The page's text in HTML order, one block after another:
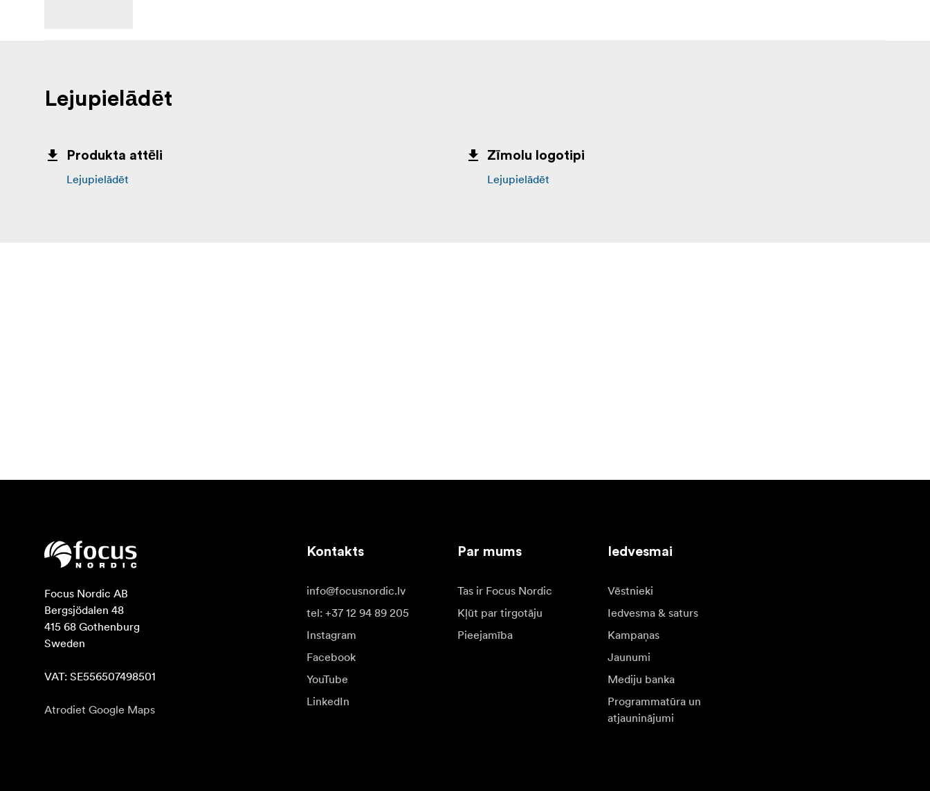
Lejupielādēt
Produkta attēli
Lejupielādēt
Zīmolu logotipi
Lejupielādēt
Focus Nordic AB
Bergsjödalen 48
415 68 Gothenburg
Sweden
VAT: SE556507498501
Atrodiet Google Maps
Kontakts
info@focusnordic.lv
tel: +37 12 94 89 205
Instagram
Facebook
YouTube
LinkedIn
Par mums
Tas ir Focus Nordic
Kļūt par tirgotāju
Pieejamība
Iedvesmai
Vēstnieki
Iedvesma & saturs
Kampaņas
Jaunumi
Mediju banka
Programmatūra un
atjauninājumi